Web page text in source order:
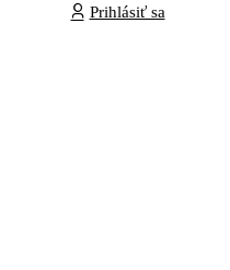
Prihlásiť sa